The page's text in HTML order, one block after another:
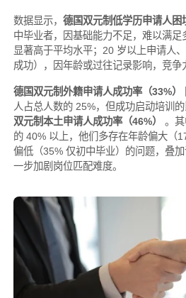
数据显示，德国双元制低学历申请人困
中毕业者，因基础能力不足，难以满足
显著高于平均水平；20 岁以上申请人
成功），因年龄或过往记录影响，竞争
德国双元制外籍申请人成功率（33%）
人占总人数的 25%，但成功启动培训
双元制本土申请人成功率（46%）
。
的 40% 以上，他们多存在年龄偏大（
偏低（35% 仅初中毕业）的问题，叠
一步加剧岗位匹配难度。